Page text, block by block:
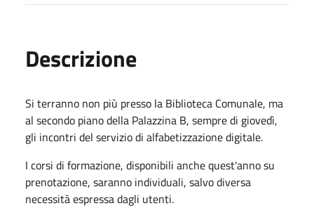
Descrizione
Si terranno non più presso la Biblioteca Comunale, ma
al secondo piano della Palazzina B, sempre di giovedì,
gli incontri del servizio di alfabetizzazione digitale.
I corsi di formazione, disponibili anche quest'anno su
prenotazione, saranno individuali, salvo diversa
necessità espressa dagli utenti.